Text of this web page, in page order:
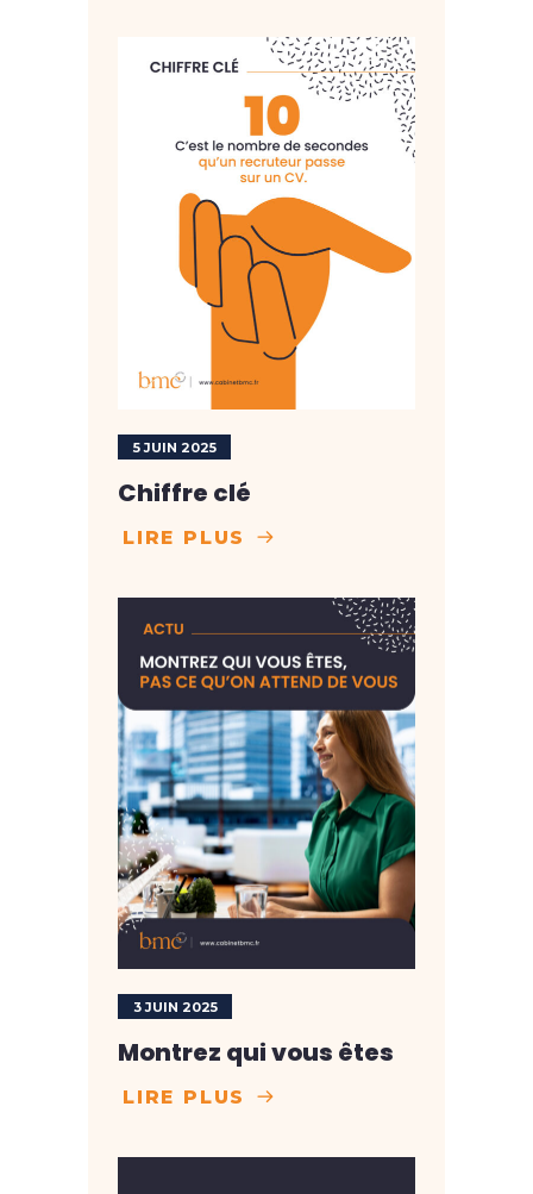
5 JUIN 2025
Chiffre clé
LIRE PLUS
3 JUIN 2025
Montrez qui vous êtes
LIRE PLUS